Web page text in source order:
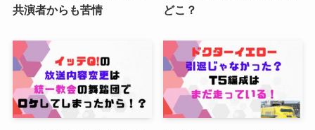
共演者からも苦情
どこ？